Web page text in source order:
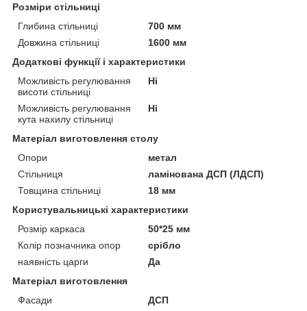
Розміри стільниці
Глибина стільниці
700 мм
Довжина стільниці
1600 мм
Додаткові функції і характеристики
Можливість регулювання
висоти стільниці
Ні
Можливість регулювання
кута нахилу стільниці
Ні
Матеріал виготовлення столу
Опори
метал
Стільниця
ламінована ДСП (ЛДСП)
Товщина стільниці
18 мм
Користувальницькі характеристики
Розмір каркаса
50*25 мм
Колір позначника опор
срібло
наявність царги
Да
Матеріал виготовлення
Фасади
ДСП